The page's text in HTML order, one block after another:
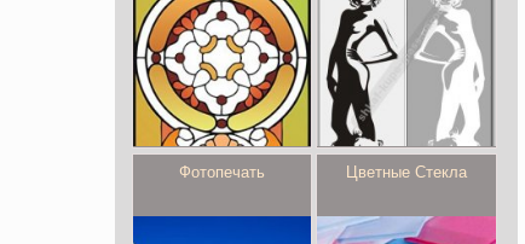
Фотопечать Цветные Стекла